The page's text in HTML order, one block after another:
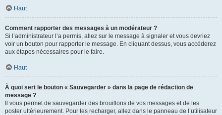
Haut
Comment rapporter des messages à un modérateur ?
Si l’administrateur l’a permis, allez sur le message à signaler et vous devriez
voir un bouton pour rapporter le message. En cliquant dessus, vous accéderez
aux étapes nécessaires pour le faire.
Haut
À quoi sert le bouton « Sauvegarder » dans la page de rédaction de
message ?
Il vous permet de sauvegarder des brouillons de vos messages et de les
poster ultérieurement. Pour les recharger, allez dans le panneau de l’utilisateur